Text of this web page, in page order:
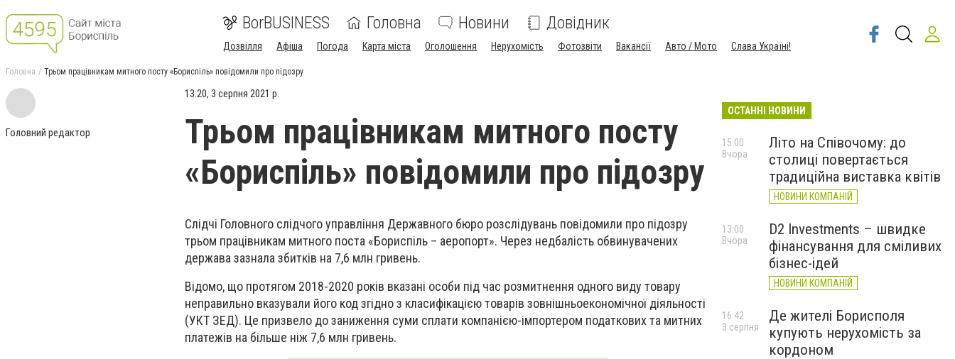
BorBUSINESS Головна Новини Довідник
Дозвілля Афіша Погода Карта міста Оголошення Нерухомість Фотозвіти Вакансії Авто / Мото Слава Україні!
Головна Трьом працівникам митного посту «Бориспіль» повідомили про підозру
Головний редактор
13:20, 3 серпня 2021 р.
Трьом працівникам митного посту
«Бориспіль» повідомили про підозру
Слідчі Головного слідчого управління Державного бюро розслідувань повідомили про підозру
трьом працівникам митного поста «Бориспіль – аеропорт». Через недбалість обвинувачених
держава зазнала збитків на 7,6 млн гривень.
Відомо, що протягом 2018-2020 років вказані особи під час розмитнення одного виду товару
неправильно вказували його код згідно з класифікацією товарів зовнішньоекономічної діяльності
(УКТ ЗЕД). Це призвело до заниження суми сплати компанією-імпортером податкових та митних
платежів на більше ніж 7,6 млн гривень.
ОСТАННІ НОВИНИ
Літо на Співочому: до
столиці повертається
традиційна виставка квітів
НОВИНИ КОМПАНІЙ
15:00
Вчора
D2 Investments – швидке
фінансування для сміливих
бізнес-ідей
НОВИНИ КОМПАНІЙ
13:00
Вчора
Де жителі Борисполя
купують нерухомість за
кордоном
16:42
3 серпня